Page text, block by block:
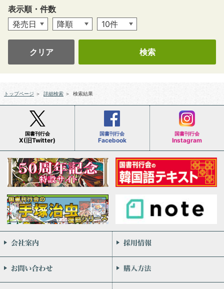
表示順・件数
クリア
トップページ ＞ 詳細検索 ＞ 検索結果
国書刊行会
X(旧Twitter)
国書刊行会
Facebook
国書刊行会
Instagram
会社案内
お問い合わせ
個人情報保護方針